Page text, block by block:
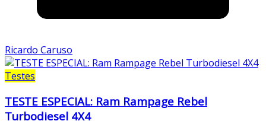
Ricardo Caruso
Testes
TESTE ESPECIAL: Ram Rampage Rebel
Turbodiesel 4X4